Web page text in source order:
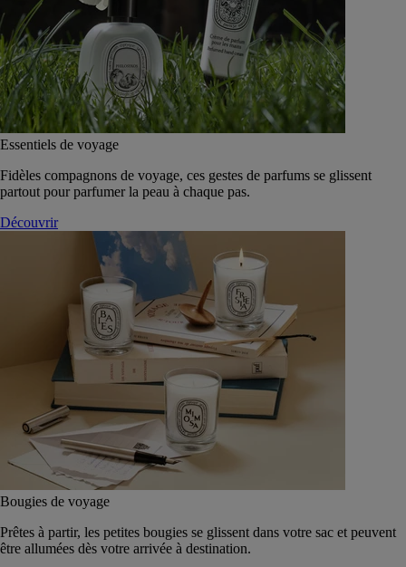
Essentiels de voyage
Fidèles compagnons de voyage, ces gestes de parfums se glissent
partout pour parfumer la peau à chaque pas.
Découvrir
Bougies de voyage
Prêtes à partir, les petites bougies se glissent dans votre sac et peuvent
être allumées dès votre arrivée à destination.